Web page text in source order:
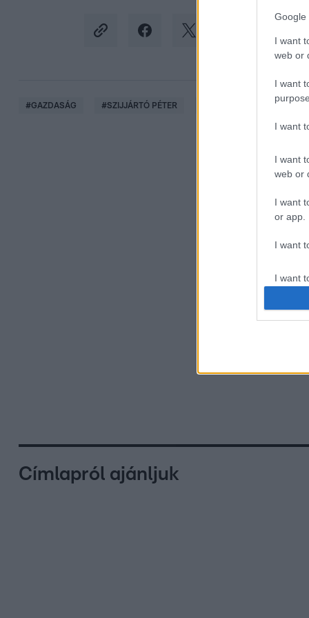
Google
I want
web or
I want
I want
I want
web or
I want
or app.
I want
I want
#GAZDASÁG #SZIJJÁRTÓ PÉTER
Címlapról ajánljuk